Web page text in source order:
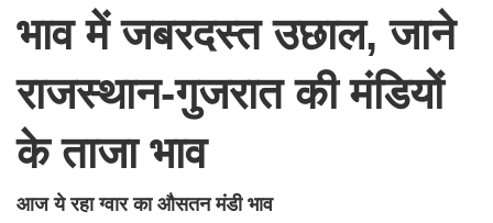
भाव में जबरदस्त उछाल, जाने
राजस्थान-गुजरात की मंडियों
के ताजा भाव
आज ये रहा ग्वार का औसतन मंडी भाव